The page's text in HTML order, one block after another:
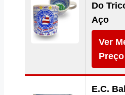
Do
Aço
Ver
Preço
E.C.